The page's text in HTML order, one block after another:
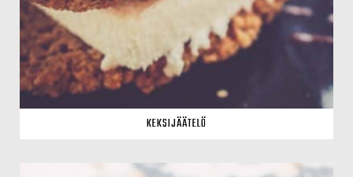
KEKSIJÄÄTELÖ